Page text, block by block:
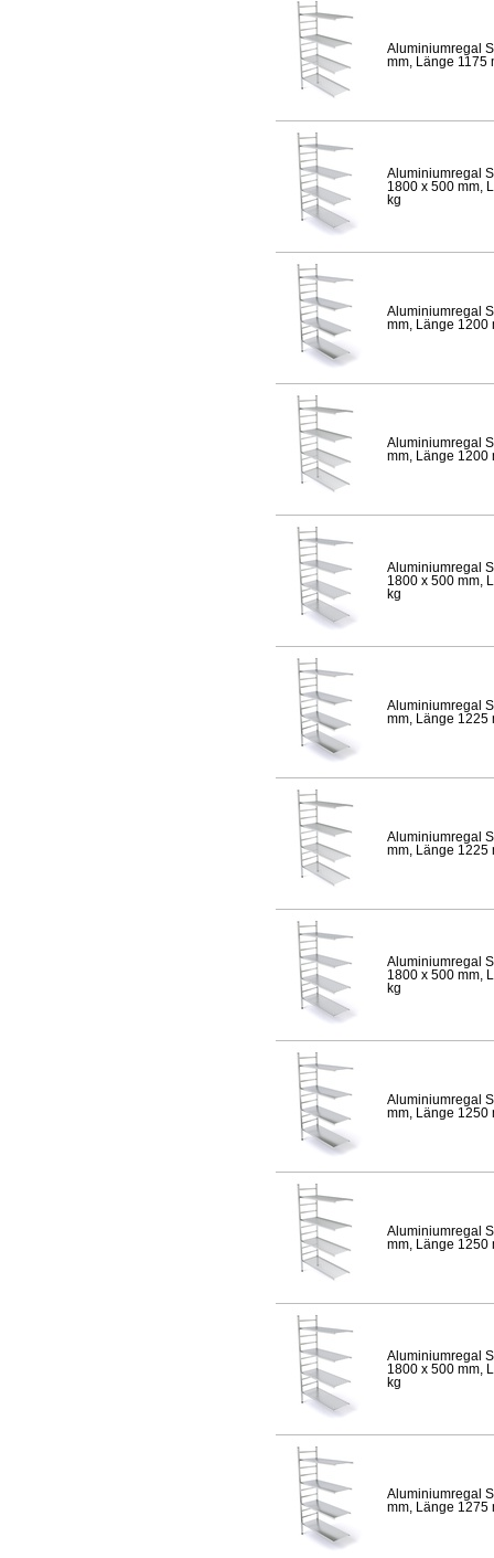
Aluminiumregal
mm, Länge 1175
Aluminiumregal
1800 x 500 mm,
kg
Aluminiumregal
mm, Länge 1200
Aluminiumregal
mm, Länge 1200
Aluminiumregal
1800 x 500 mm,
kg
Aluminiumregal
mm, Länge 1225
Aluminiumregal
mm, Länge 1225
Aluminiumregal
1800 x 500 mm,
kg
Aluminiumregal
mm, Länge 1250
Aluminiumregal
mm, Länge 1250
Aluminiumregal
1800 x 500 mm,
kg
Aluminiumregal
mm, Länge 1275